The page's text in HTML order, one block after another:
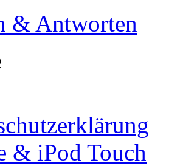
& Antworten
& iPod Touch